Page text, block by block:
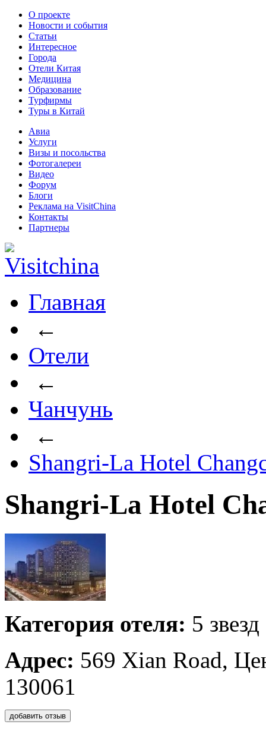
О проекте
Новости и события
Статьи
Интересное
Города
Отели Китая
Медицина
Образование
Турфирмы
Туры в Китай
Авиа
Услуги
Визы и посольства
Фотогалереи
Видео
Форум
Блоги
Реклама на VisitChina
Контакты
Партнеры
Главная
←
Отели
←
Чанчунь
←
Shangri-La Hotel
Shangri-La Hotel
Категория отеля: 5 звезд
Адрес: 569 Xian Road,
130061
добавить отзыв